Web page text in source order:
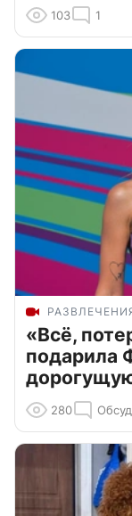
103 1
«Всё,
подарила
280